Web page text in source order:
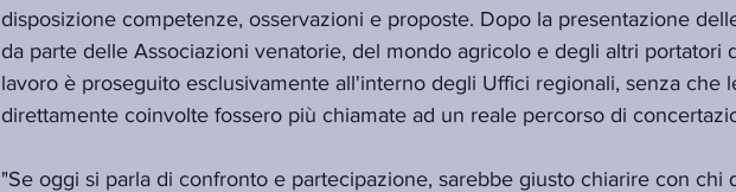
disposizione competenze, osservazioni e proposte. Dopo la presentazione
da parte delle Associazioni venatorie, del mondo agricolo e degli altri portatori
lavoro è proseguito esclusivamente all'interno degli Uffici regionali, senza che
direttamente coinvolte fossero più chiamate ad un reale percorso di
"Se oggi si parla di confronto e partecipazione, sarebbe giusto chiarire con chi